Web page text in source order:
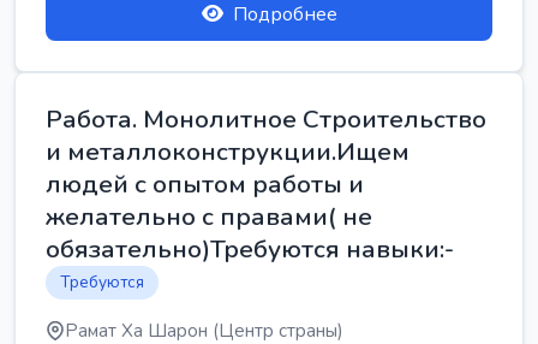
Подробнее
Работа. Монолитное Строительство
и металлоконструкции.Ищем
людей с опытом работы и
желательно с правами( не
обязательно)Требуются навыки:-
Требуются
Рамат Ха Шарон (Центр страны)